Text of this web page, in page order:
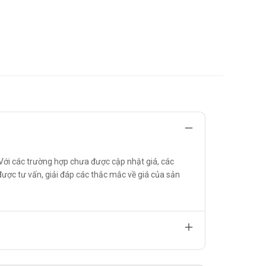
sử dụng thuốc Kagasdine 20mg này.
vệ sinh.
các trường hợp chưa được cập nhật giá, các
tư vấn, giải đáp các thắc mắc về giá của sản